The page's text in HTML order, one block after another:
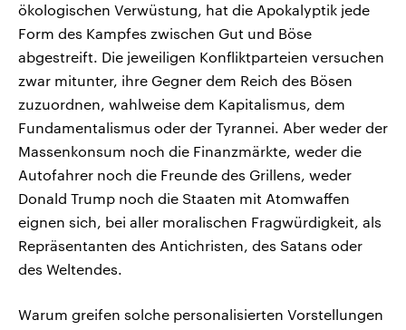
ökologischen Verwüstung, hat die Apokalyptik jede
Form des Kampfes zwischen Gut und Böse
abgestreift. Die jeweiligen Konfliktparteien versuchen
zwar mitunter, ihre Gegner dem Reich des Bösen
zuzuordnen, wahlweise dem Kapitalismus, dem
Fundamentalismus oder der Tyrannei. Aber weder der
Massenkonsum noch die Finanzmärkte, weder die
Autofahrer noch die Freunde des Grillens, weder
Donald Trump noch die Staaten mit Atomwaffen
eignen sich, bei aller moralischen Fragwürdigkeit, als
Repräsentanten des Antichristen, des Satans oder
des Weltendes.
Warum greifen solche personalisierten Vorstellungen